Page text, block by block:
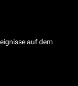
auf dem